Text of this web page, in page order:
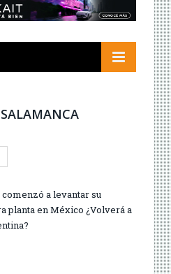
SALAMANCA
a levantar su
planta en México ¿Volverá a